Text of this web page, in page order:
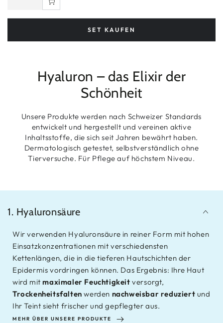
SET KAUFEN
Hyaluron – das Elixir der
Schönheit
Unsere Produkte werden nach Schweizer Standards
entwickelt und hergestellt und vereinen aktive
Inhaltsstoffe, die sich seit Jahren bewährt haben.
Dermatologisch getestet, selbstverständlich ohne
Tierversuche. Für Pflege auf höchstem Niveau.
1. Hyaluronsäure
Wir verwenden Hyaluronsäure in reiner Form mit hohen
Einsatzkonzentrationen mit verschiedensten
Kettenlängen, die in die tieferen Hautschichten der
Epidermis vordringen können. Das Ergebnis: Ihre Haut
wird mitmaximaler Feuchtigkeitversorgt,
Trockenheitsfalten werden nachweisbar reduziert und
Ihr Teint sieht frischer und gepflegter aus.
MEHR ÜBER UNSERE PRODUKTE